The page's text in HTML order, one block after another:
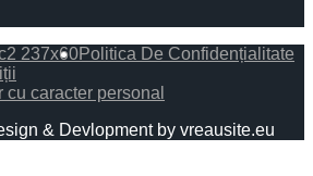
Politica De Confidențialitate
cu caracter personal
& Devlopment by vreausite.eu